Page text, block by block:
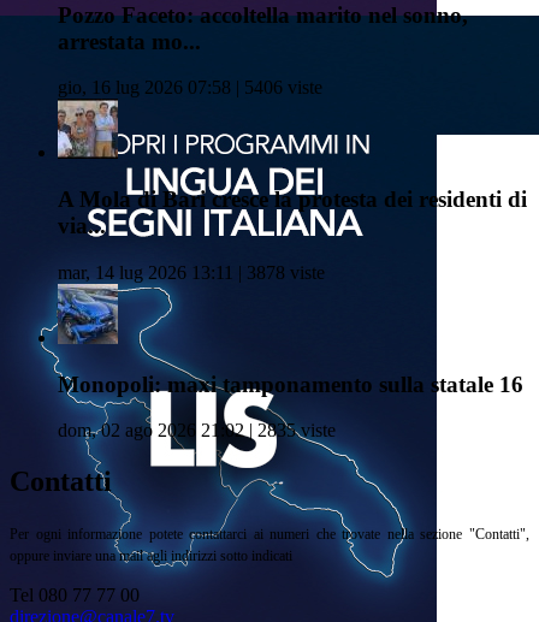
Pozzo Faceto: accoltella marito nel sonno,
arrestata mo...
gio, 16 lug 2026 07:58 | 5406 viste
A Mola di Bari cresce la protesta dei residenti di
via...
mar, 14 lug 2026 13:11 | 3878 viste
Monopoli: maxi tamponamento sulla statale 16
dom, 02 ago 2026 21:02 | 2835 viste
Contatti
Per ogni informazione potete contattarci ai numeri che trovate nella sezione "Contatti",
oppure inviare una mail agli indirizzi sotto indicati
Tel 080 77 77 00
direzione@canale7.tv